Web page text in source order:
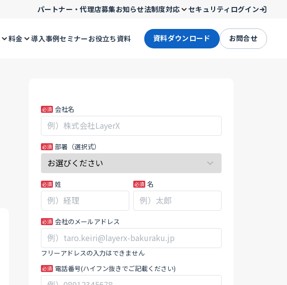
パートナー・代理店募集お知らせ法制度対応 セキュリティ ログイン
料金 導入事例セミナーお役立ち資料 資料ダウンロード お問合せ
MK_AI-
OCR
で
請
求
書・
領
収
書
の
手
入
力
を
完
会社名
部署（選択式）
姓 名
会社のメールアドレス
フリーアドレスの入力はできません
電話番号(ハイフン抜きでご記載ください)
あ
な
た
が
人
間
の
場
合、
こ
の
フ
ィ
ー
ル